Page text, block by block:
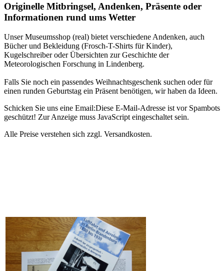
Originelle Mitbringsel, Andenken, Präsente oder
Informationen rund ums Wetter
Unser Museumsshop (real) bietet verschiedene Andenken, auch
Bücher und Bekleidung (Frosch-T-Shirts für Kinder),
Kugelschreiber oder Übersichten zur Geschichte der
Meteorologischen Forschung in Lindenberg.
Falls Sie noch ein passendes Weihnachtsgeschenk suchen oder für
einen runden Geburtstag ein Präsent benötigen, wir haben da Ideen.
Schicken Sie uns eine Email:Diese E-Mail-Adresse ist vor Spambots
geschützt! Zur Anzeige muss JavaScript eingeschaltet sein.
Alle Preise verstehen sich zzgl. Versandkosten.